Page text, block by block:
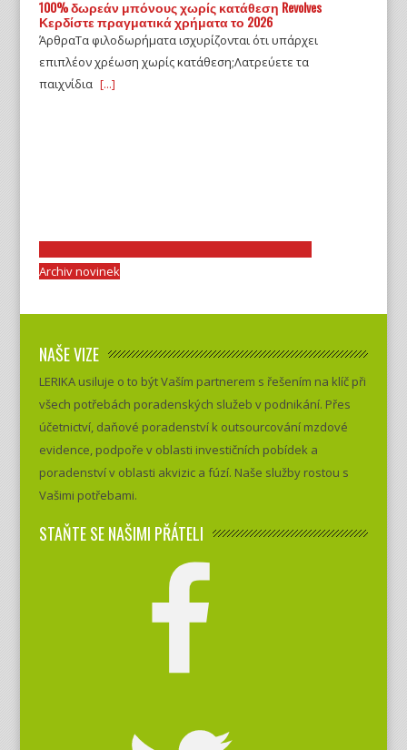
100% δωρεάν μπόνους χωρίς κατάθεση Revolves
Κερδίστε πραγματικά χρήματα το 2026
ΆρθραΤα φιλοδωρήματα ισχυρίζονται ότι υπάρχει
επιπλέον χρέωση χωρίς κατάθεση;Λατρεύετε τα
παιχνίδια [...]
Archiv novinek
NAŠE VIZE
LERIKA usiluje o to být Vaším partnerem s řešením na klíč při
všech potřebách poradenských služeb v podnikání. Přes
účetnictví, daňové poradenství k outsourcování mzdové
evidence, podpoře v oblasti investičních pobídek a
poradenství v oblasti akvizic a fúzí. Naše služby rostou s
Vašimi potřebami.
STAŇTE SE NAŠIMI PŘÁTELI